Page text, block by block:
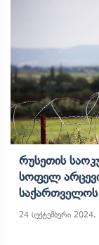
Რუსეთის
Სოფელ
Საქართველოს
24 სექტემბერი